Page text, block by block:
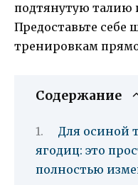
подтянутую талию
Предоставьте себе
тренировкам
Содержание
Для осиной
ягодиц: это
полностью